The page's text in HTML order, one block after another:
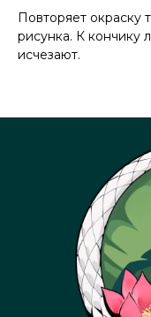
Повторяет окраску
рисунка. К кончику
исчезают.